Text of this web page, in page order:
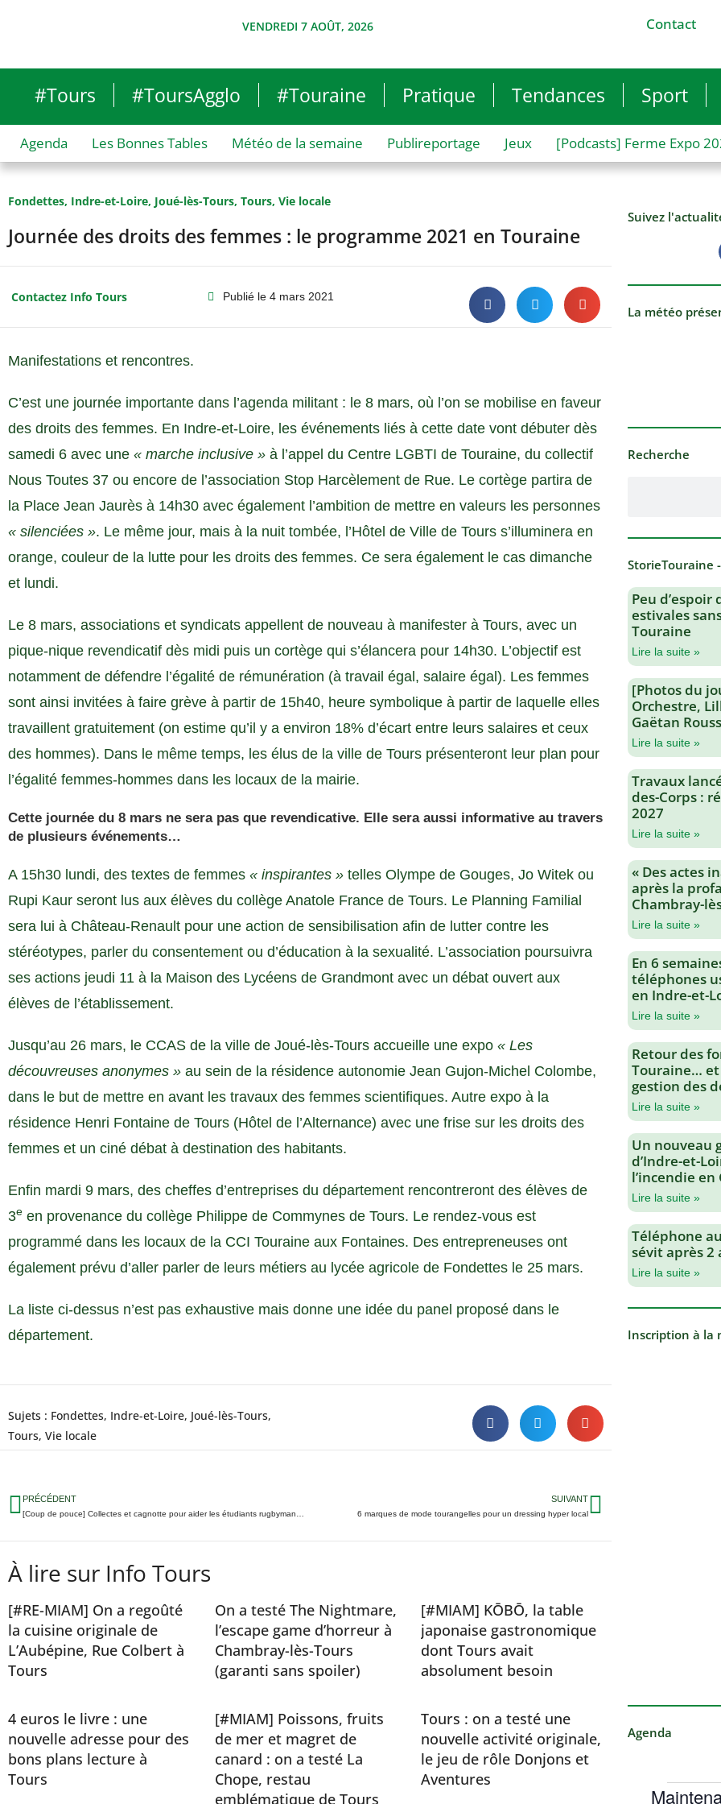
VENDREDI 7 AOÛT, 2026 Contact
#Tours #ToursAgglo #Touraine Pratique Tendances Sport
Agenda Les Bonnes Tables Météo de la semaine Publireportage Jeux [Podcasts] Ferme Expo
Fondettes, Indre-et-Loire, Joué-lès-Tours, Tours, Vie locale
Journée des droits des femmes : le programme 2021 en Touraine
Contactez Info Tours Publié le 4 mars 2021
Manifestations et rencontres.
C’est une journée importante dans l’agenda militant : le 8 mars, où l’on se mobilise en faveur
des droits des femmes. En Indre-et-Loire, les événements liés à cette date vont débuter dès
samedi 6 avec une « marche inclusive » à l’appel du Centre LGBTI de Touraine, du collectif
Nous Toutes 37 ou encore de l’association Stop Harcèlement de Rue. Le cortège partira de
la Place Jean Jaurès à 14h30 avec également l’ambition de mettre en valeurs les personnes
« silenciées ». Le même jour, mais à la nuit tombée, l’Hôtel de Ville de Tours s’illuminera en
orange, couleur de la lutte pour les droits des femmes. Ce sera également le cas dimanche
et lundi.
Le 8 mars, associations et syndicats appellent de nouveau à manifester à Tours, avec un
pique-nique revendicatif dès midi puis un cortège qui s’élancera pour 14h30. L’objectif est
notamment de défendre l’égalité de rémunération (à travail égal, salaire égal). Les femmes
sont ainsi invitées à faire grève à partir de 15h40, heure symbolique à partir de laquelle elles
travaillent gratuitement (on estime qu’il y a environ 18% d’écart entre leurs salaires et ceux
des hommes). Dans le même temps, les élus de la ville de Tours présenteront leur plan pour
l’égalité femmes-hommes dans les locaux de la mairie.
Cette journée du 8 mars ne sera pas que revendicative. Elle sera aussi informative au travers
de plusieurs événements…
A 15h30 lundi, des textes de femmes « inspirantes » telles Olympe de Gouges, Jo Witek ou
Rupi Kaur seront lus aux élèves du collège Anatole France de Tours. Le Planning Familial
sera lui à Château-Renault pour une action de sensibilisation afin de lutter contre les
stéréotypes, parler du consentement ou d’éducation à la sexualité. L’association poursuivra
ses actions jeudi 11 à la Maison des Lycéens de Grandmont avec un débat ouvert aux
élèves de l’établissement.
Jusqu’au 26 mars, le CCAS de la ville de Joué-lès-Tours accueille une expo « Les
découvreuses anonymes » au sein de la résidence autonomie Jean Gujon-Michel Colombe,
dans le but de mettre en avant les travaux des femmes scientifiques. Autre expo à la
résidence Henri Fontaine de Tours (Hôtel de l’Alternance) avec une frise sur les droits des
femmes et un ciné débat à destination des habitants.
Enfin mardi 9 mars, des cheffes d’entreprises du département rencontreront des élèves de
3e en provenance du collège Philippe de Commynes de Tours. Le rendez-vous est
programmé dans les locaux de la CCI Touraine aux Fontaines. Des entrepreneuses ont
également prévu d’aller parler de leurs métiers au lycée agricole de Fondettes le 25 mars.
La liste ci-dessus n’est pas exhaustive mais donne une idée du panel proposé dans le
département.
Sujets : Fondettes, Indre-et-Loire, Joué-lès-Tours,
Tours, Vie locale
PRÉCÉDENT SUIVANT
6 marques de mode tourangelles pour un dressing hyper local
À lire sur Info Tours
[#RE-MIAM] On a regoûté
la cuisine originale de
L’Aubépine, Rue Colbert à
Tours
On a testé The Nightmare,
l’escape game d’horreur à
Chambray-lès-Tours
(garanti sans spoiler)
[#MIAM] KŌBŌ, la table
japonaise gastronomique
dont Tours avait
absolument besoin
4 euros le livre : une
nouvelle adresse pour des
bons plans lecture à
Tours
[#MIAM] Poissons, fruits
de mer et magret de
canard : on a testé La
Chope, restau
emblématique de Tours
Tours : on a testé une
nouvelle activité originale,
le jeu de rôle Donjons et
Aventures
Suivez
La météo
Recherche
StorieTouraine
Peu
estivales
Touraine
Lire la suite »
[Photos du
Orchestre,
Gaëtan
Lire la suite »
Travaux
des-Corps :
2027
Lire la suite »
« Des actes
après la
Chambray-
Lire la suite »
En 6
téléphones
en Indre-et-
Lire la suite »
Retour des
Touraine…
gestion des
Lire la suite »
Un nouveau
d’Indre-et-
l’incendie
Lire la suite »
Téléphone
sévit après 2
Lire la suite »
Inscription à la
Agenda